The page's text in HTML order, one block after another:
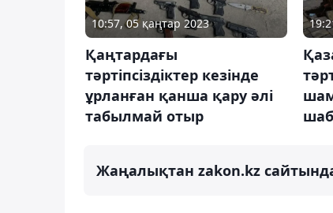
10:57, 05 қаңтар 2023
Қаңтардағы
тәртіпсіздіктер кезінде
ұрланған қанша қару әлі
табылмай отыр
Жаңалықтан zakon.kz